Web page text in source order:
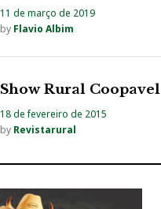
11 de março de 2019
by Flavio Albim
Show Rural Coopavel
18 de fevereiro de 2015
by Revistarural